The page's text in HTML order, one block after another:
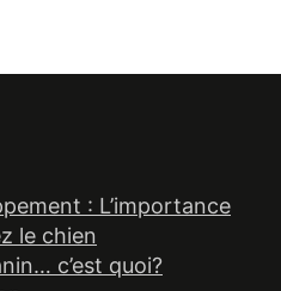
: L’importance
le chien
c’est quoi?